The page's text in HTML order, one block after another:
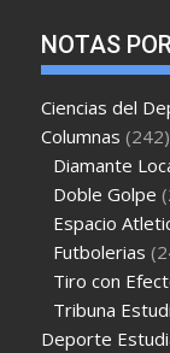
NOTAS
Ciencias del
Columnas (242)
Diamante
Doble Golpe
Espacio
Futbolerias
Tiro con
Tribuna
Deporte